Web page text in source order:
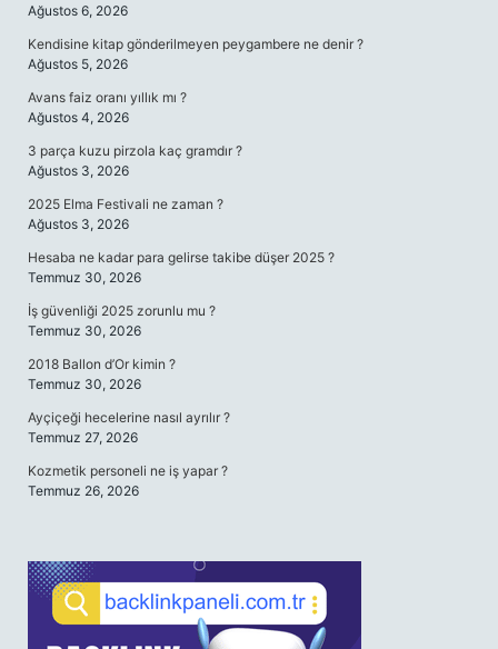
Ağustos 6, 2026
Kendisine kitap gönderilmeyen peygambere ne denir ?
Ağustos 5, 2026
Avans faiz oranı yıllık mı ?
Ağustos 4, 2026
3 parça kuzu pirzola kaç gramdır ?
Ağustos 3, 2026
2025 Elma Festivali ne zaman ?
Ağustos 3, 2026
Hesaba ne kadar para gelirse takibe düşer 2025 ?
Temmuz 30, 2026
İş güvenliği 2025 zorunlu mu ?
Temmuz 30, 2026
2018 Ballon d’Or kimin ?
Temmuz 30, 2026
Ayçiçeği hecelerine nasıl ayrılır ?
Temmuz 27, 2026
Kozmetik personeli ne iş yapar ?
Temmuz 26, 2026